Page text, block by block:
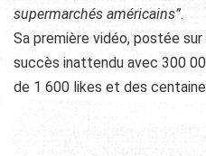
supermarchés américains”.
Sa première vidéo, postée
succès inattendu avec 300
de 1 600 likes et des